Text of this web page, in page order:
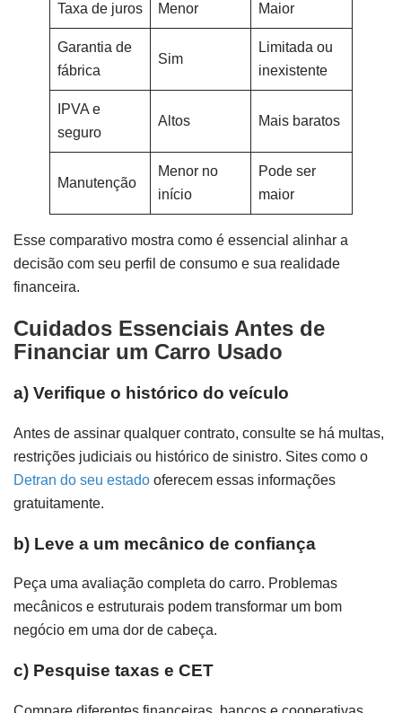
Taxa de juros Menor Maior
Garantia de
fábrica
Sim
Limitada ou
inexistente
IPVA e
seguro
Altos Mais baratos
Manutenção
Menor no
início
Pode ser
maior
Esse comparativo mostra como é essencial alinhar a
decisão com seu perfil de consumo e sua realidade
financeira.
Cuidados Essenciais Antes de
Financiar um Carro Usado
a) Verifique o histórico do veículo
Antes de assinar qualquer contrato, consulte se há multas,
restrições judiciais ou histórico de sinistro. Sites como o
Detran do seu estado oferecem essas informações
gratuitamente.
b) Leve a um mecânico de confiança
Peça uma avaliação completa do carro. Problemas
mecânicos e estruturais podem transformar um bom
negócio em uma dor de cabeça.
c) Pesquise taxas e CET